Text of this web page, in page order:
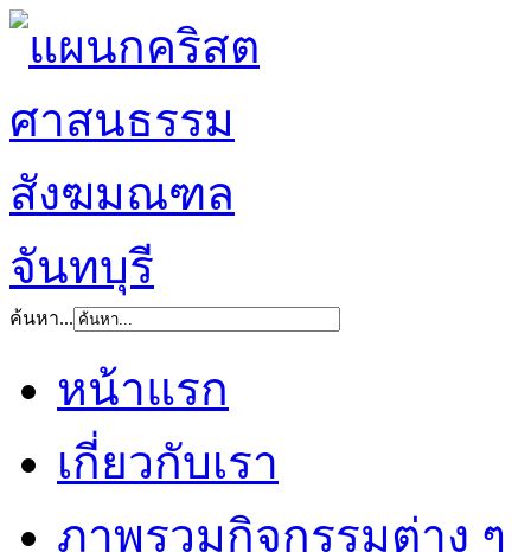
ค้นหา...
หน้าแรก
เกี่ยวกับเรา
ภาพรวมกิจกรรมต่าง ๆ